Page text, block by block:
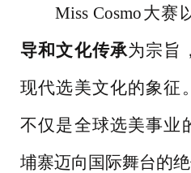
Miss Cosmo大赛
导和文化传承为宗旨
现代选美文化的象征
不仅是全球选美事业
埔寨迈向国际舞台的绝